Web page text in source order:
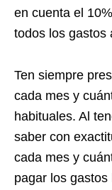
en cuenta el
todos los gastos
Ten siempre
cada mes y
habituales. Al
saber con
cada mes y
pagar los gastos